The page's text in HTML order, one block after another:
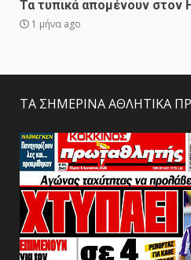
Τα τυπικά απομένουν στον
1 μήνα ago
ΤΑ ΣΗΜΕΡΙΝΑ ΑΘΛΗΤΙΚΑ